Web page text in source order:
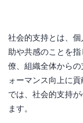
社会的支持とは、
助や共感のことを
僚、組織全体から
ォーマンス向上に
では、社会的支持
ます。